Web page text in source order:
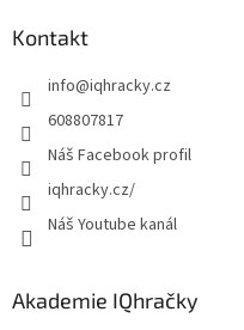
Kontakt
info@iqhracky.cz
608807817
Náš Facebook profil
iqhracky.cz/
Náš Youtube kanál
Akademie IQhračky